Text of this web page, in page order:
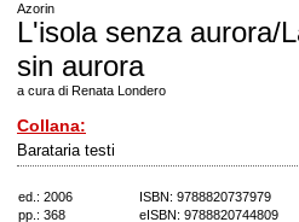
Azorin
L'isola senza aurora/
sin aurora
a cura di Renata Londero
Collana:
Barataria testi
ed.: 2006
ISBN: 9788820737979
pp.: 368
eISBN: 9788820744809